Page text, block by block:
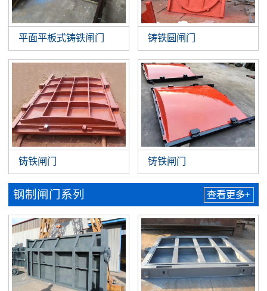
平面平板式铸铁闸门 铸铁圆闸门
铸铁闸门 铸铁闸门
钢制闸门系列 查看更多+